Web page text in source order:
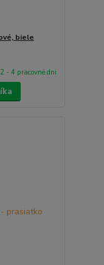
biele
2 - 4 pracovné dni